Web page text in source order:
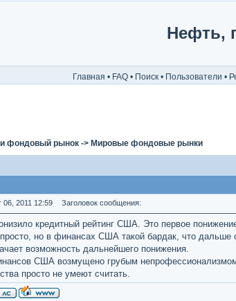
Нефть,
Главная • FAQ • Поиск • Пользователи •
и фондовый рынок -> Мировые фондовые рынки
06, 2011 12:59 Заголовок сообщения:
кредитный рейтинг США. Это первое
но в финансах США такой бардак, что дальше
возможность дальнейшего понижения.
США возмущено грубым
просто не умеют считать.